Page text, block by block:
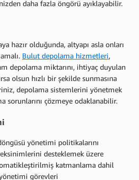
daha fazla öngörü ayıklayabilir.
hazır olduğunda, altyapı asla onları
Bulut depolama hizmetleri,
depolama miktarını, ihtiyaç duyulan
olsun hızlı bir şekilde sunmasına
depolama sistemlerini yönetmek
sorunlarını çözmeye odaklanabilir.
yönetimi politikalarını
desteklemek üzere
katmanlama dahil
görevleri